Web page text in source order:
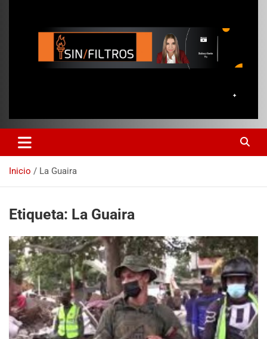
Inicio La Guaira
Etiqueta: La Guaira